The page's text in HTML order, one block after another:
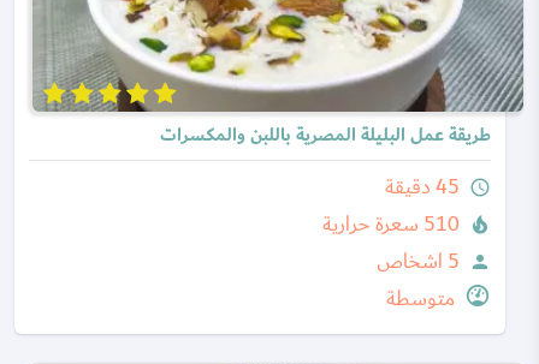
طريقة عمل البليلة المصرية باللبن والمكسرات
query_builder 45 دقيقة
local_fire_department 510 سعرة حرارية
person
5 اشخاص
متوسطة